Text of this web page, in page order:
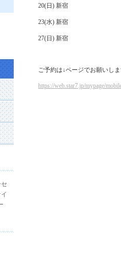
20(日) 新宿
23(水) 新宿
27(日) 新宿
ご予約は↓ページでお願いしま
https://web.star7.jp/mypage/